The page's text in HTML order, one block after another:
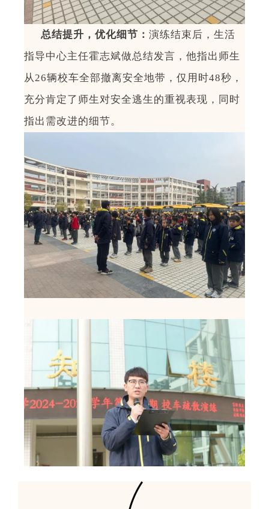
总结提升，优化细节 ： 演练结束后，生活
指导中心主任霍志斌做总结发言，他指出师生
从 26辆校车全部撤离安全地带，仅用时48秒，
充分肯定了师生对安全逃生的重视表现，同时
指出需改进的细节。